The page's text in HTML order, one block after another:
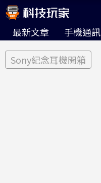
最新文章 手機通訊
Sony紀念耳機開箱